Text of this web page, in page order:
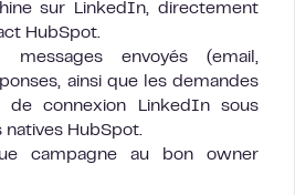
sur LinkedIn, directement
HubSpot.
messages envoyés (email,
ainsi que les demandes
de connexion LinkedIn sous
natives HubSpot.
campagne au bon owner